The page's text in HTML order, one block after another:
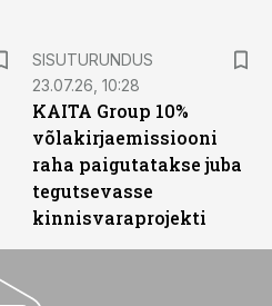
SISUTURUNDUS
23.07.26, 10:28
KAITA Group 10%
võlakirjaemissiooni
raha paigutatakse juba
tegutsevasse
kinnisvaraprojekti